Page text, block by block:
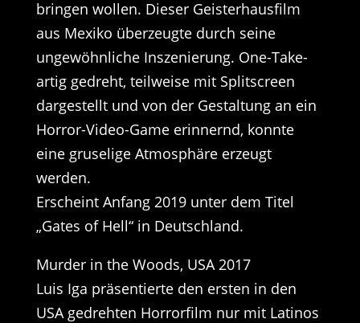
bringen wollen. Dieser Geisterhausfilm
aus Mexiko überzeugte durch seine
ungewöhnliche Inszenierung. One-Take-
artig gedreht, teilweise mit Splitscreen
dargestellt und von der Gestaltung an ein
Horror-Video-Game erinnernd, konnte
eine gruselige Atmosphäre erzeugt
werden.
Erscheint Anfang 2019 unter dem Titel
„Gates of Hell“ in Deutschland.
Murder in the Woods, USA 2017
Luis Iga präsentierte den ersten in den
USA gedrehten Horrorfilm nur mit Latinos